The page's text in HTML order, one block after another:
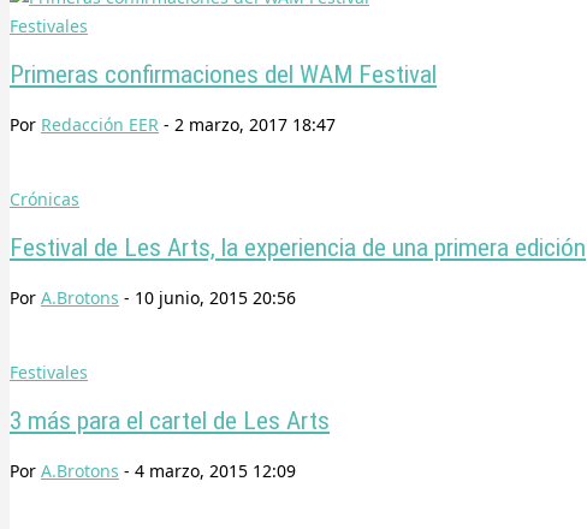
Festivales
Primeras confirmaciones del WAM Festival
Por Redacción EER - 2 marzo, 2017 18:47
Crónicas
Festival de Les Arts, la experiencia de una primera edición
Por A.Brotons - 10 junio, 2015 20:56
Festivales
3 más para el cartel de Les Arts
Por A.Brotons - 4 marzo, 2015 12:09